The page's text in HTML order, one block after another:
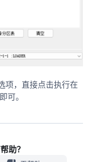
项，直接点击执行在
可。
助？